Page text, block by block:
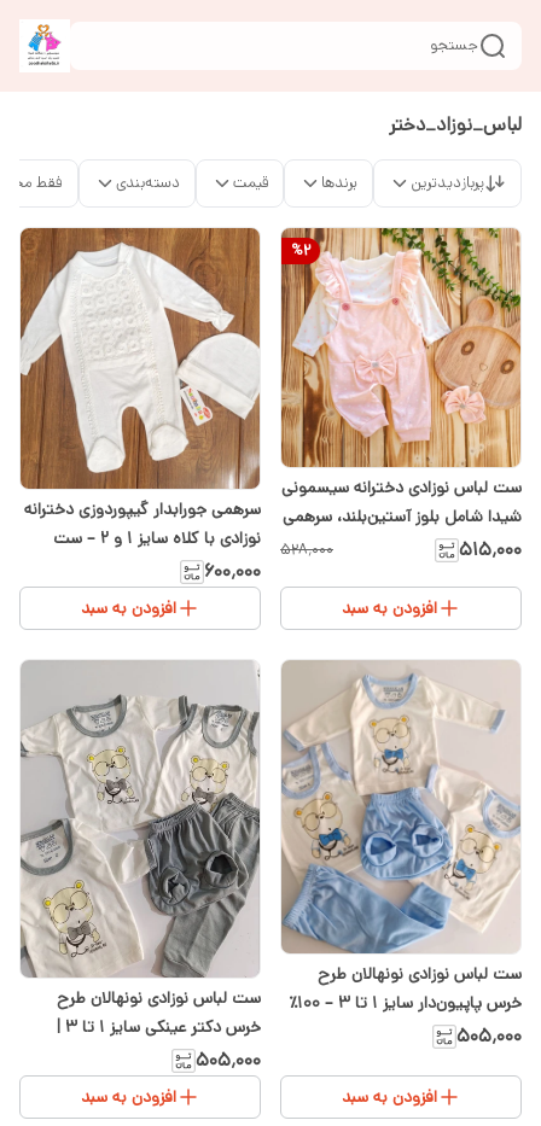
جستجو
لباس_نوزاد_دختر
پربازدیدترین برندها قیمت دسته‌بندی فقط
%2
ست لباس نوزادی دخترانه سیسمونی
شیدا شامل بلوز آستین‌بلند، سرهمی
و تل | سایز ۱ تا ۳
۵۱۵٬۰۰۰ ۵۲۸٬۰۰۰
افزودن به سبد
سرهمی جورابدار گیپوردوزی دخترانه
نوزادی با کلاه سایز ۱ و ۲ – ست
کامل سیسمونی شیدا
۶۰۰٬۰۰۰
افزودن به سبد
ست لباس نوزادی نونهالان طرح
خرس پاپیون‌دار سایز ۱ تا ۳ – ۱۰۰٪
نخ پنبه
۵۰۵٬۰۰۰
افزودن به سبد
ست لباس نوزادی نونهالان طرح
خرس دکتر عینکی سایز ۱ تا ۳ |
سیسمونی شیدا
۵۰۵٬۰۰۰
افزودن به سبد